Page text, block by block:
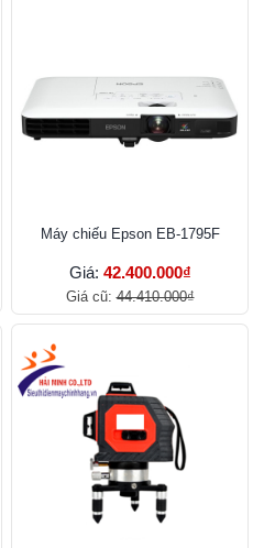
Máy chiếu Epson EB-1795F
Giá: 42.400.000₫
Giá cũ:44.410.000₫